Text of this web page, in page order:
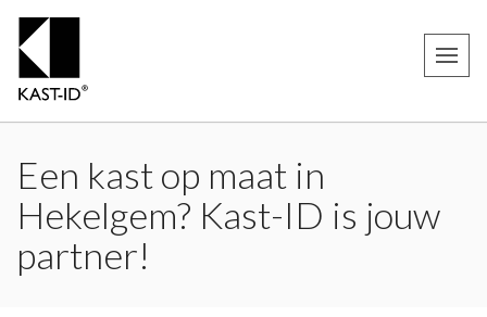
Een kast op maat in
Hekelgem? Kast-ID is jouw
partner!